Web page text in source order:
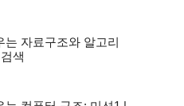
는 자료구조와 알고리
색